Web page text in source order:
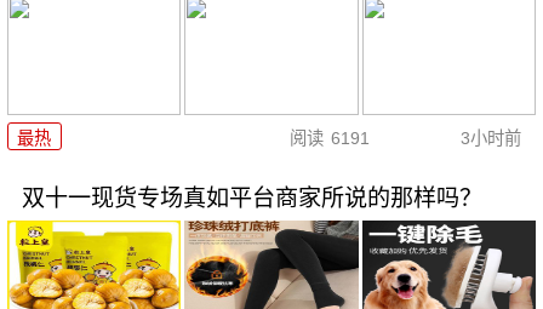
最热 阅读 6191 3小时前
双十一现货专场真如平台商家所说的那样吗？